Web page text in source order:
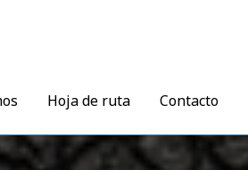
Hoja de ruta Contacto